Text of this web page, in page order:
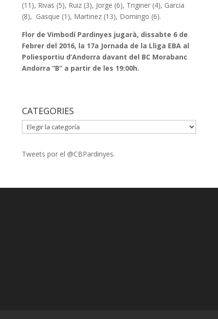
(11), Rivas (5), Ruiz (3), Jorge (6), Triginer (4), Garcia
(8), Gasque (1), Martinez (13), Domingo (6).
Flor de Vimbodí Pardinyes jugarà, dissabte 6 de
Febrer del 2016, la 17a Jornada de la Lliga EBA al
Poliesportiu d’Andorra davant del BC Morabanc
Andorra “B” a partir de les 19:00h.
CATEGORIES
CATEGORIES
Tweets por el @CBPardinyes.